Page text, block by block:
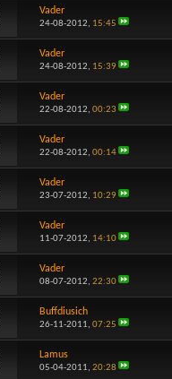
Vader
24-08-2012, 15:45
Vader
24-08-2012, 15:39
Vader
22-08-2012, 00:23
Vader
22-08-2012, 00:14
Vader
23-07-2012, 10:29
Vader
11-07-2012, 14:10
Vader
08-07-2012, 22:30
Buffdiusich
26-11-2011, 07:25
Lamus
05-04-2011, 20:28